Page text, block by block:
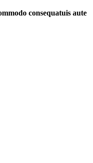
consequatuis aute